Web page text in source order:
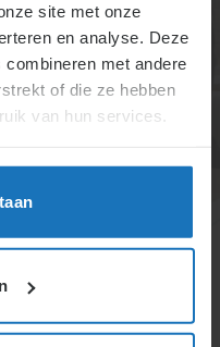
site met onze
en analyse. Deze
met andere
of die ze hebben
van hun services.
als
waar
de formele werkgever,
beoordeelt
mogelijk is. Het
verspreiding van
locaties.